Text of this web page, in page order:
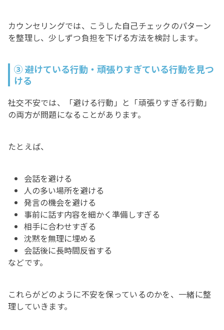
カウンセリングでは、こうした自己チェックのパターン
を整理し、少しずつ負担を下げる方法を検討します。
③ 避けている行動・頑張りすぎている行動を見つ
ける
社交不安では、「避ける行動」と「頑張りすぎる行動」
の両方が問題になることがあります。
たとえば、
会話を避ける
人の多い場所を避ける
発言の機会を避ける
事前に話す内容を細かく準備しすぎる
相手に合わせすぎる
沈黙を無理に埋める
会話後に長時間反省する
などです。
これらがどのように不安を保っているのかを、一緒に整
理していきます。